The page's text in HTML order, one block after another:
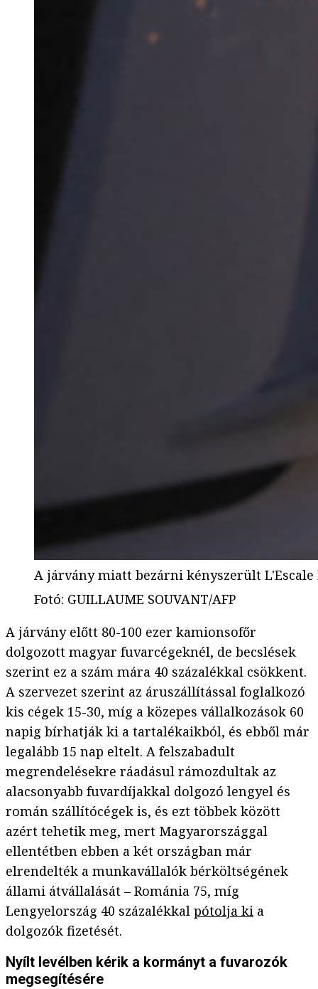
A járvány miatt bezárni kényszerült
Fotó: GUILLAUME SOUVANT/AFP
A járvány előtt 80-100 ezer kamionsofőr
dolgozott magyar fuvarcégeknél, de becslések
szerint ez a szám mára 40 százalékkal csökkent.
A szervezet szerint az áruszállítással foglalkozó
kis cégek 15-30, míg a közepes vállalkozások 60
napig bírhatják ki a tartalékaikból, és ebből már
legalább 15 nap eltelt. A felszabadult
megrendelésekre ráadásul rámozdultak az
alacsonyabb fuvardíjakkal dolgozó lengyel és
román szállítócégek is, és ezt többek között
azért tehetik meg, mert Magyarországgal
ellentétben ebben a két országban már
elrendelték a munkavállalók bérköltségének
állami átvállalását – Románia 75, míg
Lengyelország 40 százalékkal pótolja ki a
dolgozók fizetését.
Nyílt levélben kérik a kormányt a fuvarozók
megsegítésére